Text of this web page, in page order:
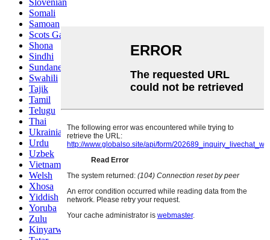
Slovenian
Somali
Samoan
Scots Gaelic
Shona
Sindhi
Sundanese
Swahili
Tajik
Tamil
Telugu
Thai
Ukrainian
Urdu
Uzbek
Vietnamese
Welsh
Xhosa
Yiddish
Yoruba
Zulu
Kinyarwanda